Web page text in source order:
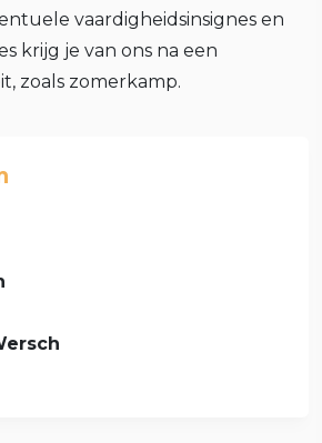
vaardigheidsinsignes en
krijg je van ons na een
zoals zomerkamp.